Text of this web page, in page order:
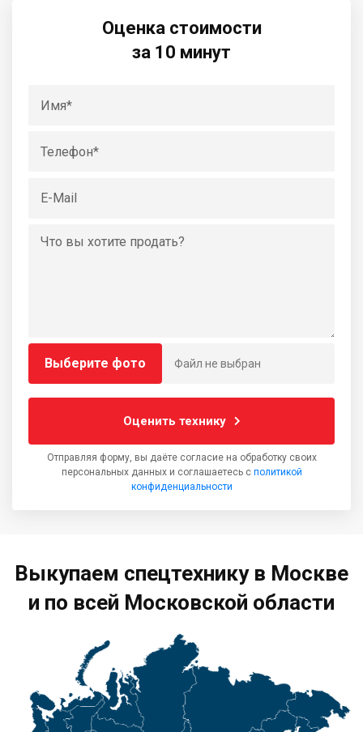
Оценка стоимости
за 10 минут
Выберите фото Файл не выбран
Оценить технику
Отправляя форму, вы даёте согласие на обработку своих
персональных данных и соглашаетесь с политикой
конфиденциальности
Выкупаем спецтехнику в Москве
и по всей Московской области